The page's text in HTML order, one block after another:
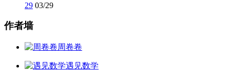
29 03/29
作者墙
周卷卷
遇见数学